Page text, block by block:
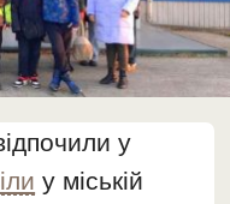
у
у міській